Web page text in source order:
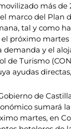
más
marco del Plan
tal y como
próximo
y el
Turismo
ayudas
de
sumará
martes, en